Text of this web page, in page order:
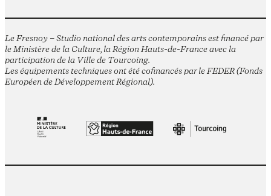
Le Fresnoy – Studio national des arts contemporains est financé par
le Ministère de la Culture, la Région Hauts-de-France avec la
participation de la Ville de Tourcoing.
Les équipements techniques ont été cofinancés par le FEDER (Fonds
Européen de Développement Régional).